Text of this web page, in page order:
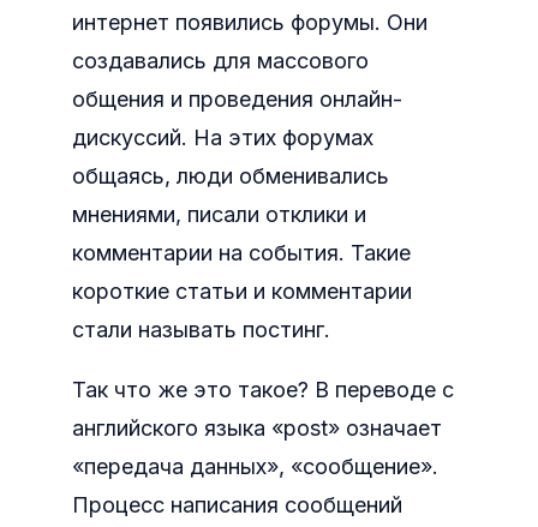
интернет появились форумы. Они
создавались для массового
общения и проведения онлайн-
дискуссий. На этих форумах
общаясь, люди обменивались
мнениями, писали отклики и
комментарии на события. Такие
короткие статьи и комментарии
стали называть постинг.
Так что же это такое? В переводе с
английского языка «post» означает
«передача данных», «сообщение».
Процесс написания сообщений